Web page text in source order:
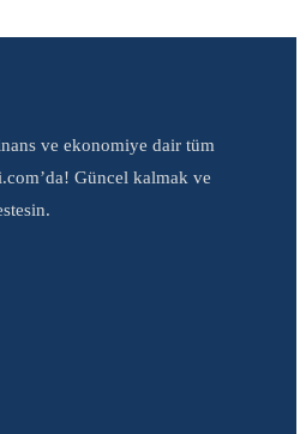
ve ekonomiye dair tüm
Güncel kalmak ve